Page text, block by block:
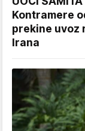
Kontramere
prekine uvoz
Irana